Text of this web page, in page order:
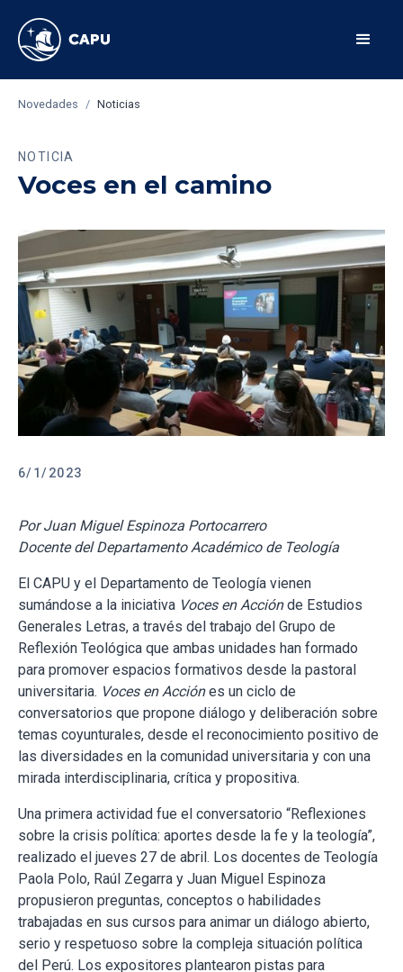
Novedades / Noticias
NOTICIA
Voces en el camino
6/1/2023
Por Juan Miguel Espinoza Portocarrero
Docente del Departamento Académico de Teología
El CAPU y el Departamento de Teología vienen
sumándose a la iniciativa Voces en Acciónde Estudios
Generales Letras, a través del trabajo del Grupo de
Reflexión Teológica que ambas unidades han formado
para promover espacios formativos desde la pastoral
universitaria. Voces en Acciónes un ciclo de
conversatorios que propone diálogo y deliberación sobre
temas coyunturales, desde el reconocimiento positivo de
las diversidades en la comunidad universitaria y con una
mirada interdisciplinaria, crítica y propositiva.
Una primera actividad fue el conversatorio “Reflexiones
sobre la crisis política: aportes desde la fe y la teología”,
realizado el jueves 27 de abril. Los docentes de Teología
Paola Polo, Raúl Zegarra y Juan Miguel Espinoza
propusieron preguntas, conceptos o habilidades
trabajadas en sus cursos para animar un diálogo abierto,
serio y respetuoso sobre la compleja situación política
del Perú. Los expositores plantearon pistas para